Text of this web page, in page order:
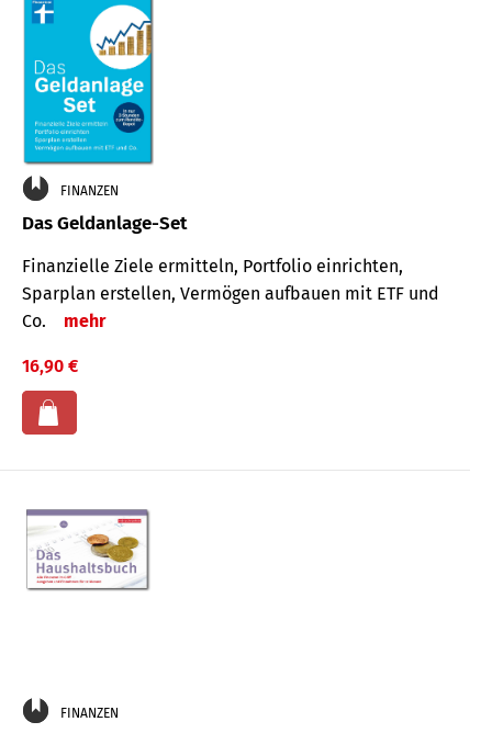
FINANZEN
Das Geldanlage-Set
Finanzielle Ziele ermitteln, Portfolio einrichten,
Sparplan erstellen, Vermögen aufbauen mit ETF und
Co.
mehr
16,90 €
FINANZEN